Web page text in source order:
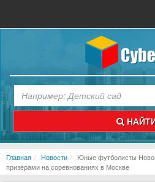
Главная Новости
Юные футболисты
призёрами на соревнованиях в Москве